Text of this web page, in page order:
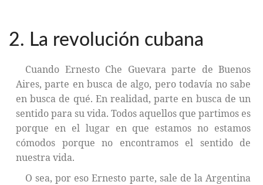
2. La revolución cubana
Cuando Ernesto Che Guevara parte de Buenos
Aires, parte en busca de algo, pero todavía no sabe
en busca de qué. En realidad, parte en busca de un
sentido para su vida. Todos aquellos que partimos es
porque en el lugar en que estamos no estamos
cómodos porque no encontramos el sentido de
nuestra vida.
O sea, por eso Ernesto parte, sale de la Argentina